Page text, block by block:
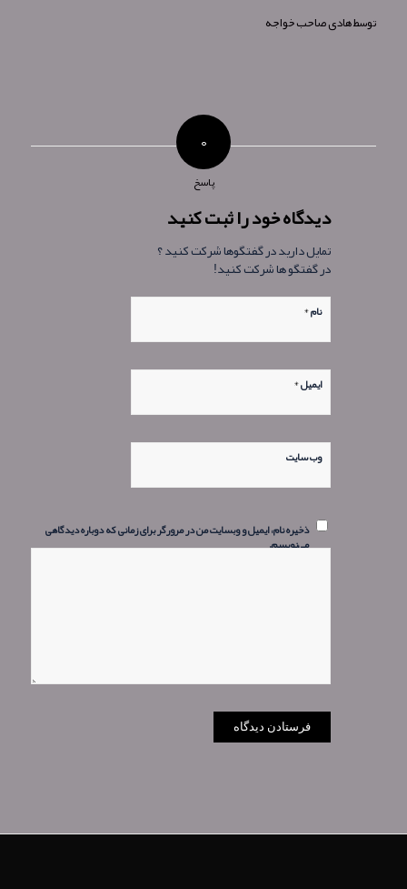
توسطهادی صاحب خواجه
۰
پاسخ
دیدگاه خود را ثبت کنید
تمایل دارید در گفتگوها شرکت کنید ؟
در گفتگو ها شرکت کنید!
نام*
ایمیل*
وب‌ سایت
ذخیره نام، ایمیل و وبسایت من در مرورگر برای زمانی که دوباره دیدگاهی
می‌نویسم.